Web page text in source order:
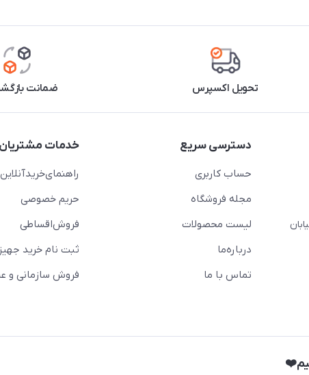
تحویل اکسپرس ضمانت
دسترسی سریع
حساب کاربری
مجله فروشگاه
لیست محصولات
درباره‌ما
تماس با ما
خدمات مشتریان
راهنمای‌خرید‌آنلاین
حریم خصوصی
فروش‌اقساطی
ثبت نام خرید
فروش سازمانی و